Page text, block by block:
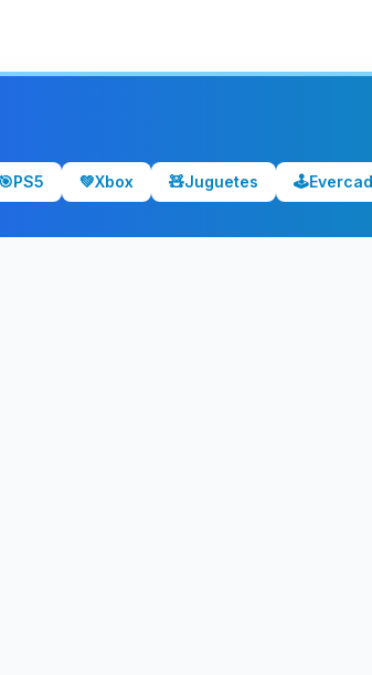
🎯PS5 💚Xbox 🧸Juguetes 🕹️